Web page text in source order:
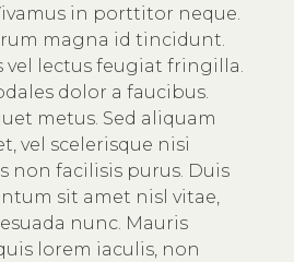
in porttitor neque.
magna id tincidunt.
vel lectus feugiat fringilla.
dolor a faucibus.
metus. Sed aliquam
vel scelerisque nisi
non facilisis purus. Duis
sit amet nisl vitae,
nunc. Mauris
lorem iaculis, non